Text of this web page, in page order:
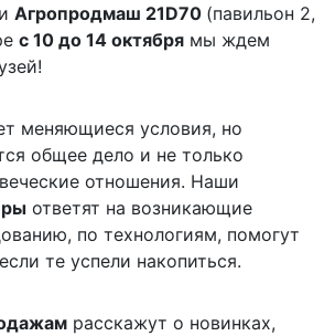
Агропродмаш 21D70 (павильон 2,
с 10 до 14 октября мы ждем
меняющиеся условия, но
общее дело и не только
отношения. Наши
ответят на возникающие
по технологиям, помогут
те успели накопиться.
расскажут о новинках,